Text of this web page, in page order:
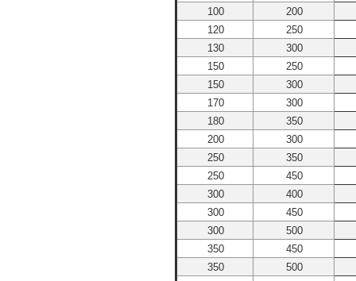
100
200
120
250
130
300
150
250
150
300
170
300
180
350
200
300
250
350
250
450
300
400
300
450
300
500
350
450
350
500